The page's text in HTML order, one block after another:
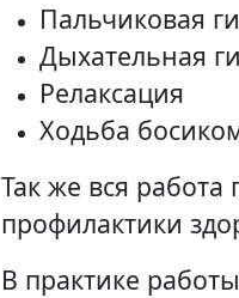
Пальчиковая
Дыхательная
Релаксация
Ходьба
Так же вся работа
профилактики
В практике